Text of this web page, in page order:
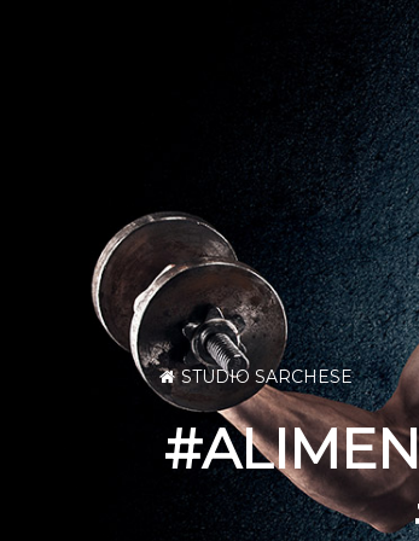
STUDIO SARCHESE